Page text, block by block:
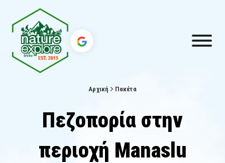
Αρχική Πακέτα
Πεζοπορία στην
περιοχή Manaslu